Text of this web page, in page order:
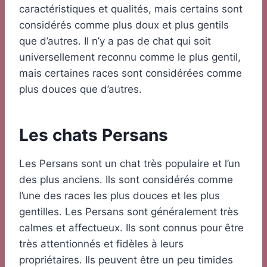
caractéristiques et qualités, mais certains sont
considérés comme plus doux et plus gentils
que d’autres. Il n’y a pas de chat qui soit
universellement reconnu comme le plus gentil,
mais certaines races sont considérées comme
plus douces que d’autres.
Les chats Persans
Les Persans sont un chat très populaire et l’un
des plus anciens. Ils sont considérés comme
l’une des races les plus douces et les plus
gentilles. Les Persans sont généralement très
calmes et affectueux. Ils sont connus pour être
très attentionnés et fidèles à leurs
propriétaires. Ils peuvent être un peu timides